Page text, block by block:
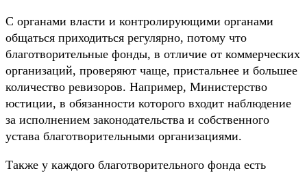
С органами власти и контролирующими органами
общаться приходиться регулярно, потому что
благотворительные фонды, в отличие от коммерческих
организаций, проверяют чаще, пристальнее и большее
количество ревизоров. Например, Министерство
юстиции, в обязанности которого входит наблюдение
за исполнением законодательства и собственного
устава благотворительными организациями.
Также у каждого благотворительного фонда есть